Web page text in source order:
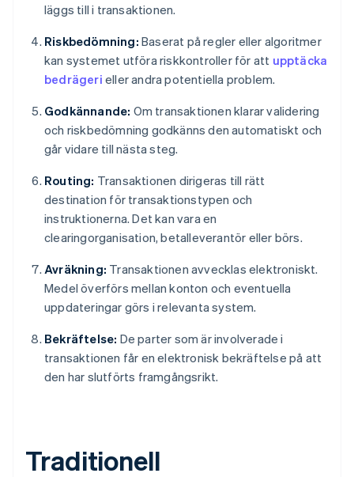
läggs till i transaktionen.
Riskbedömning: Baserat på regler eller algoritmer
kan systemet utföra riskkontroller för att upptäcka
bedrägeri eller andra potentiella problem.
Godkännande: Om transaktionen klarar validering
och riskbedömning godkänns den automatiskt och
går vidare till nästa steg.
Routing: Transaktionen dirigeras till rätt
destination för transaktionstypen och
instruktionerna. Det kan vara en
clearingorganisation, betalleverantör eller börs.
Avräkning: Transaktionen avvecklas elektroniskt.
Medel överförs mellan konton och eventuella
uppdateringar görs i relevanta system.
Bekräftelse: De parter som är involverade i
transaktionen får en elektronisk bekräftelse på att
den har slutförts framgångsrikt.
Traditionell